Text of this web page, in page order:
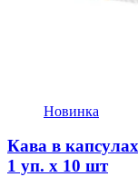
Новинка
Кава в
1 уп. х 10 шт